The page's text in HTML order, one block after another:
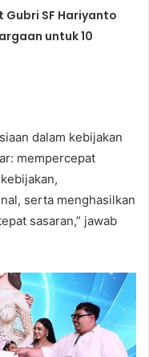
Gubri SF Hariyanto
untuk 10
dalam kebijakan
mempercepat
serta menghasilkan
sasaran,” jawab